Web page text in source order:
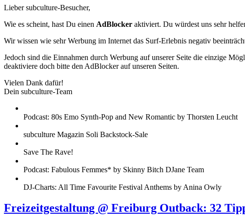
Lieber subculture-Besucher,
Wie es scheint, hast Du einen AdBlocker aktiviert. Du würdest uns sehr
Wir wissen wie sehr Werbung im Internet das Surf-Erlebnis negativ
Jedoch sind die Einnahmen durch Werbung auf unserer Seite die einzige
deaktiviere doch bitte den AdBlocker auf unseren Seiten.
Vielen Dank dafür!
Dein subculture-Team
Podcast: 80s Emo Synth-Pop and New Romantic by Thorsten Leucht
subculture Magazin Soli Backstock-Sale
Save The Rave!
Podcast: Fabulous Femmes* by Skinny Bitch DJane Team
DJ-Charts: All Time Favourite Festival Anthems by Anina Owly
Freizeitgestaltung @ Freiburg Outback: 32